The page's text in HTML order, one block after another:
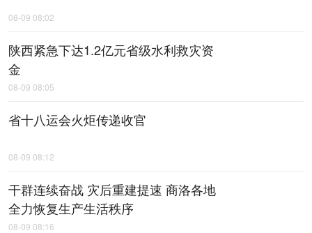
08-09 08:02
陕西紧急下达1.2亿元省级水利救灾资
金
08-09 08:05
省十八运会火炬传递收官
08-09 08:12
干群连续奋战 灾后重建提速 商洛各地
全力恢复生产生活秩序
08-09 08:16